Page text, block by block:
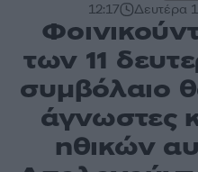
12:17 Δευτέρα
των 11
συμβόλαιο
άγνωστες
ηθικών